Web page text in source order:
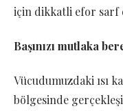
için dikkatli efor sarf
Başınızı mutlaka
Vücudumuzdaki ısı
bölgesinde